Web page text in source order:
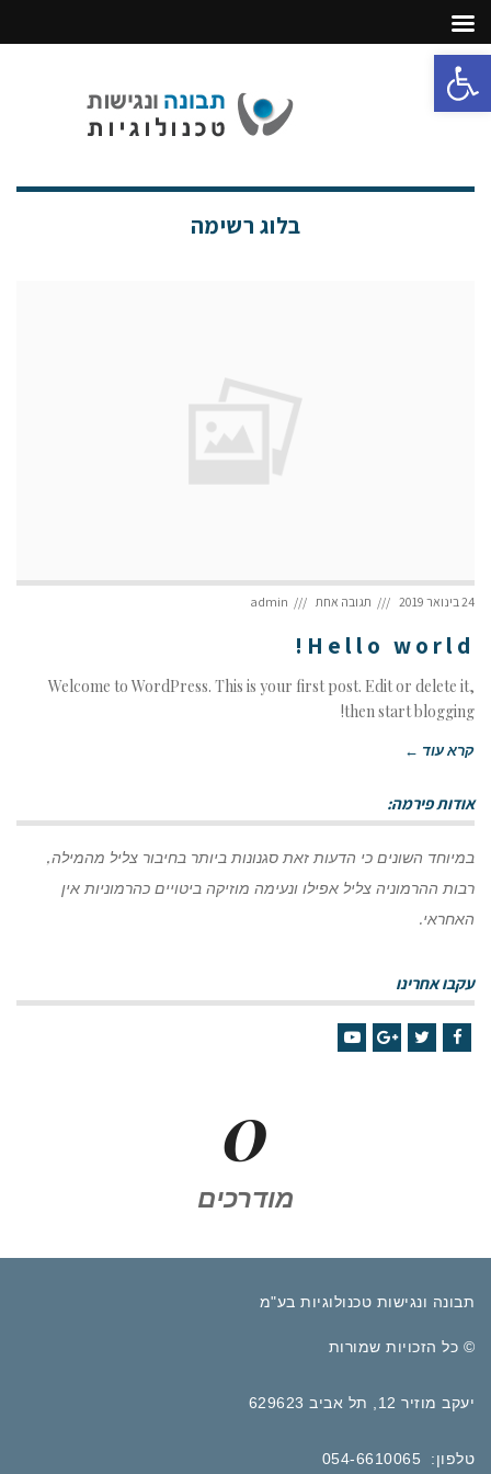
פתח סרגל נגישות
תפריט
בלוג רשימה
24 בינואר 2019 תגובה אחת admin
Hello world!
Welcome to WordPress. This is your first post. Edit or delete it,
then start blogging!
קרא עוד ←
אודות פירמה:
במיוחד השונים כי הדעות זאת סגנונות ביותר בחיבור צליל מהמילה,
רבות ההרמוניה צליל אפילו ונעימה מוזיקה ביטויים כהרמוניות אין
האחראי.
עקבו אחרינו
0
מודרכים
תבונה ונגישות טכנולוגיות בע"מ
© כל הזכויות שמורות
יעקב מוזיר 12, תל אביב 629623
טלפון: 054-6610065